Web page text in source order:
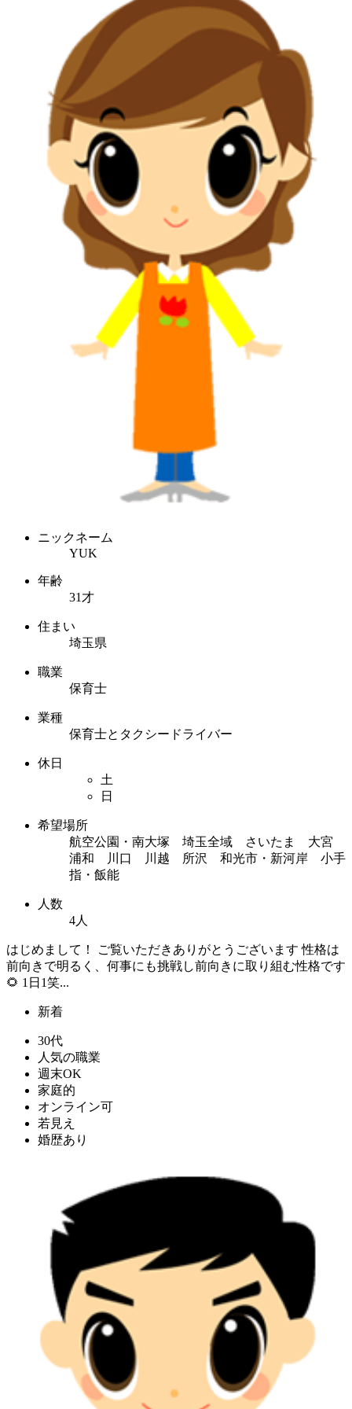
ニックネーム
YUK
年齢
31才
住まい
埼玉県
職業
保育士
業種
保育士とタクシードライバー
休日
土
日
希望場所
航空公園・南大塚 埼玉全域 さいたま 大宮
浦和 川口 川越 所沢 和光市・新河岸 小手
指・飯能
人数
4人
はじめまして！ ご覧いただきありがとうございます 性格は
前向きで明るく、何事にも挑戦し前向きに取り組む性格です
🌻 1日1笑...
新着
30代
人気の職業
週末OK
家庭的
オンライン可
若見え
婚歴あり